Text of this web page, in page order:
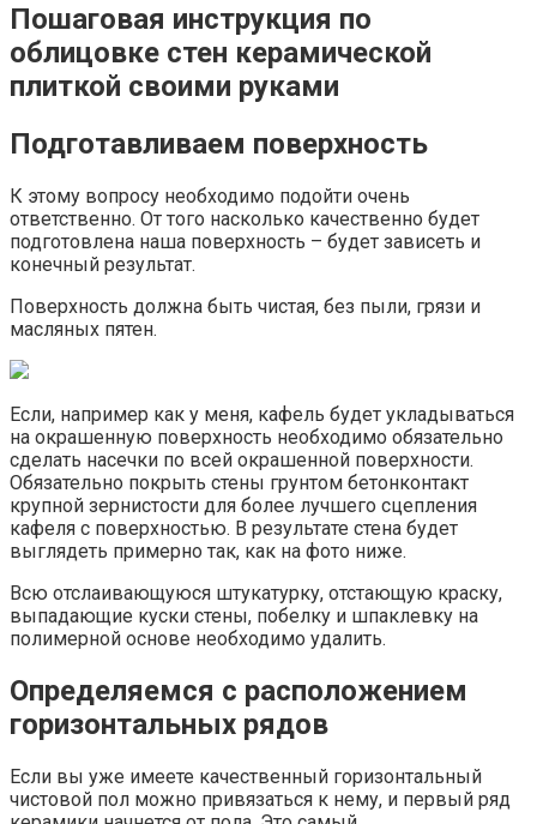
Пошаговая инструкция по
облицовке стен керамической
плиткой своими руками
Подготавливаем поверхность
К этому вопросу необходимо подойти очень
ответственно. От того насколько качественно будет
подготовлена наша поверхность – будет зависеть и
конечный результат.
Поверхность должна быть чистая, без пыли, грязи и
масляных пятен.
Если, например как у меня, кафель будет укладываться
на окрашенную поверхность необходимо обязательно
сделать насечки по всей окрашенной поверхности.
Обязательно покрыть стены грунтом бетонконтакт
крупной зернистости для более лучшего сцепления
кафеля с поверхностью. В результате стена будет
выглядеть примерно так, как на фото ниже.
Всю отслаивающуюся штукатурку, отстающую краску,
выпадающие куски стены, побелку и шпаклевку на
полимерной основе необходимо удалить.
Определяемся с расположением
горизонтальных рядов
Если вы уже имеете качественный горизонтальный
чистовой пол можно привязаться к нему, и первый ряд